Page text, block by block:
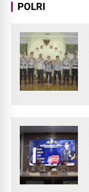
POLRI